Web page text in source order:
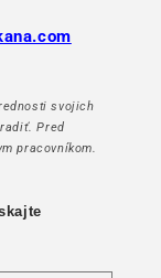
svojich
Pred
pracovníkom.